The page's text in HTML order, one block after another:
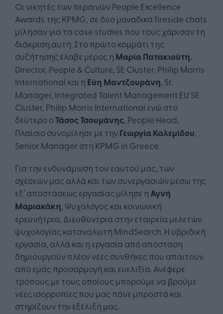
Oι νικητές των περσινών People Excellence
Awards της KPMG, σε δύο μοναδικά fireside chats
μίλησαν για τα case studies που τους χάρισαν τη
διάκριση αυτή. Στο πρώτο κομμάτι της
συζήτησης έλαβε μέρος η Μαρία Πατακιούτη,
Director, People & Culture, SE Cluster, Philip Morris
International και η Εύη Μαντζουράνη, Sr.
Manager, Integrated Talent Management EU SE
Cluster, Philip Morris International ενώ στο
δεύτερο ο Τάσος Τσουμάνης, People Head,
Πλαίσιο συνομίλησε με τηνΓεωργία Καλεμίδου,
Senior Manager στη KPMG in Greece.
Για την ενδυνάμωση του εαυτού μας, των
σχέσεών μας αλλά και των συνεργασιών μέσω της
εξ΄αποστάσεως εργασίας μίλησε η Αγνή
Μαριακάκη, Ψυχολόγος και κοινωνική
ερευνήτρια, Διευθύντρια στην εταιρεία μελετών
ψυχολογίας καταναλωτή MindSearch. Η υβριδική
εργασία, αλλά και η εργασία από απόσταση
δημιουργούν πλέον νέες συνθήκες που απαιτούν
από εμάς προσαρμογή και ευελιξία. Ανέφερε
τρόπους με τους οποίους μπορούμε να βρούμε
νέες ισορροπίες που μας πάνε μπροστά και
στηρίζουν την εξέλιξή μας.